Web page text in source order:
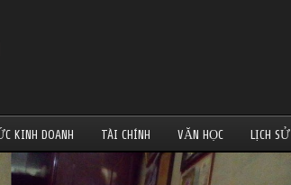
KINH DOANH TÀI CHÍNH VĂN HỌC LỊCH SỬ